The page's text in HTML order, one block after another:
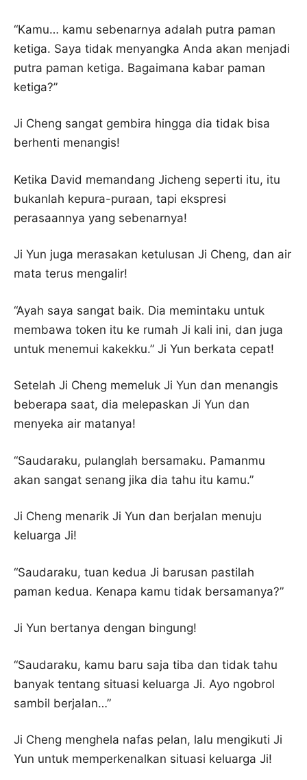
“Kamu… kamu sebenarnya adalah putra paman
ketiga. Saya tidak menyangka Anda akan menjadi
putra paman ketiga. Bagaimana kabar paman
ketiga?”
Ji Cheng sangat gembira hingga dia tidak bisa
berhenti menangis!
Ketika David memandang Jicheng seperti itu, itu
bukanlah kepura-puraan, tapi ekspresi
perasaannya yang sebenarnya!
Ji Yun juga merasakan ketulusan Ji Cheng, dan air
mata terus mengalir!
“Ayah saya sangat baik. Dia memintaku untuk
membawa token itu ke rumah Ji kali ini, dan juga
untuk menemui kakekku.” Ji Yun berkata cepat!
Setelah Ji Cheng memeluk Ji Yun dan menangis
beberapa saat, dia melepaskan Ji Yun dan
menyeka air matanya!
“Saudaraku, pulanglah bersamaku. Pamanmu
akan sangat senang jika dia tahu itu kamu.”
Ji Cheng menarik Ji Yun dan berjalan menuju
keluarga Ji!
“Saudaraku, tuan kedua Ji barusan pastilah
paman kedua. Kenapa kamu tidak bersamanya?”
Ji Yun bertanya dengan bingung!
“Saudaraku, kamu baru saja tiba dan tidak tahu
banyak tentang situasi keluarga Ji. Ayo ngobrol
sambil berjalan…”
Ji Cheng menghela nafas pelan, lalu mengikuti Ji
Yun untuk memperkenalkan situasi keluarga Ji!